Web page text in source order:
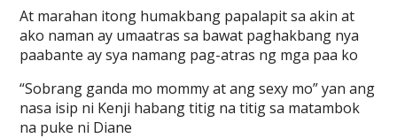
At marahan itong humakbang papalapit sa akin at
ako naman ay umaatras sa bawat paghakbang nya
paabante ay sya namang pag-atras ng mga paa ko
“Sobrang ganda mo mommy at ang sexy mo” yan ang
nasa isip ni Kenji habang titig na titig sa matambok
na puke ni Diane